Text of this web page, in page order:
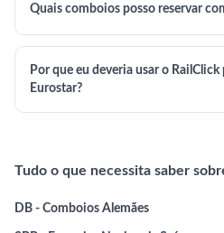
Quais comboios posso reservar
Por que eu deveria usar o RailClick
Eurostar?
Tudo o que necessita saber
DB - Comboios Alemães